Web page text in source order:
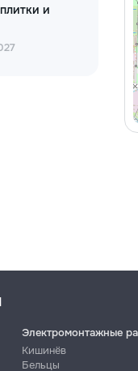
и
Электромонтажные
Кишинёв
Бельцы